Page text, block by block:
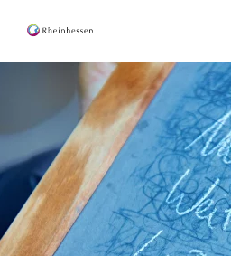
Wein &
Aktiv &
Kultur &